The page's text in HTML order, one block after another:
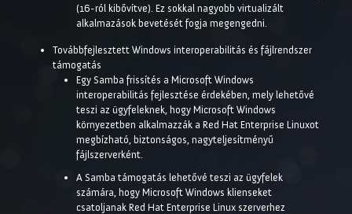
(16-ról kibővítve). Ez sokkal nagyobb virtualizált
alkalmazások bevetését fogja megengedni.
Továbbfejlesztett Windows interoperabilitás és fájlrendszer
támogatás
Egy Samba frissítés a Microsoft Windows
interoperabilitás fejlesztése érdekében, mely lehetővé
teszi az ügyfeleknek, hogy Microsoft Windows
környezetben alkalmazzák a Red Hat Enterprise Linuxot
megbízható, biztonságos, nagyteljesítményű
fájlszerverként.
A Samba támogatás lehetővé teszi az ügyfelek
számára, hogy Microsoft Windows klienseket
csatoljanak Red Hat Enterprise Linux szerverhez